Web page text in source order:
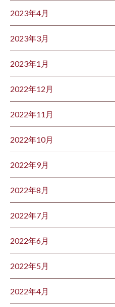
2023年4月
2023年3月
2023年1月
2022年12月
2022年11月
2022年10月
2022年9月
2022年8月
2022年7月
2022年6月
2022年5月
2022年4月